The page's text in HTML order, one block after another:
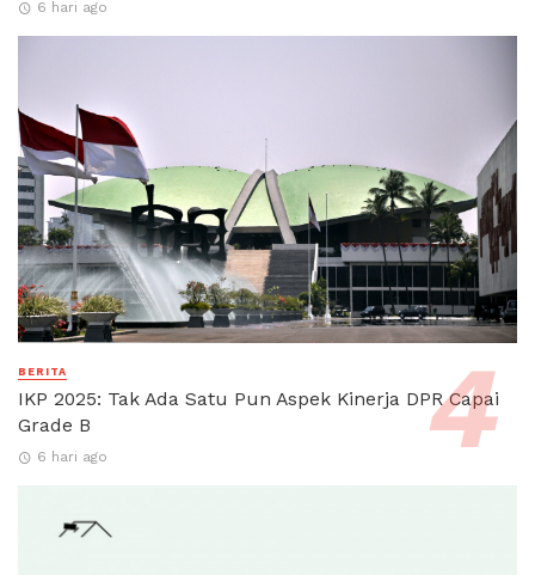
6 hari ago
BERITA
IKP 2025: Tak Ada Satu Pun Aspek Kinerja DPR Capai
Grade B
6 hari ago